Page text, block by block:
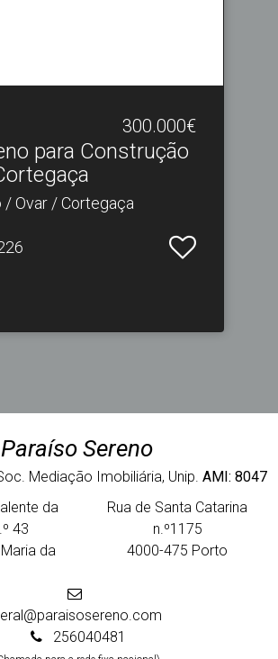
300.000€
para Construção
/ Ovar / Cortegaça
Paraíso Sereno
Mediação Imobiliária, Unip. AMI: 8047
da
43
da
Rua de Santa Catarina
n.º1175
4000-475 Porto
256040481